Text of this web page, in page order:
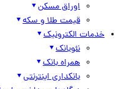
اوراق مسکن
قیمت طلا و سکه
خدمات الکترونیک
نئوبانک
همراه بانک
بانکداری اینترنتی